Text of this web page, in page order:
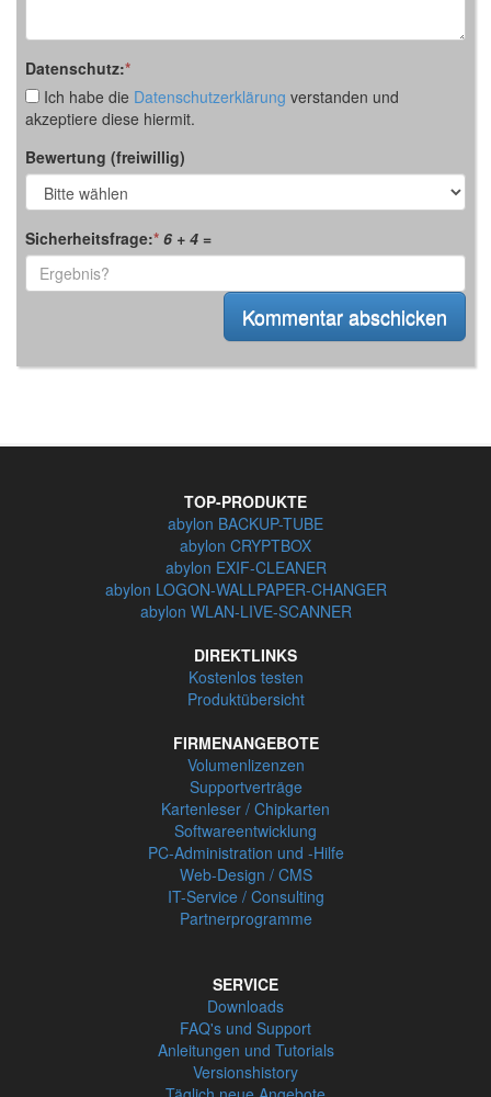
Datenschutz:*
Ich habe die Datenschutzerklärung verstanden und
akzeptiere diese hiermit.
Bewertung (freiwillig)
Sicherheitsfrage:* 6 + 4 =
TOP-PRODUKTE
abylon BACKUP-TUBE
abylon CRYPTBOX
abylon EXIF-CLEANER
abylon LOGON-WALLPAPER-CHANGER
abylon WLAN-LIVE-SCANNER
DIREKTLINKS
Kostenlos testen
Produktübersicht
FIRMENANGEBOTE
Volumenlizenzen
Supportverträge
Kartenleser / Chipkarten
Softwareentwicklung
PC-Administration und -Hilfe
Web-Design / CMS
IT-Service / Consulting
Partnerprogramme
SERVICE
Downloads
FAQ's und Support
Anleitungen und Tutorials
Versionshistory